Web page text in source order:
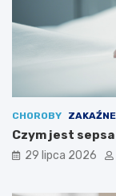
CHOROBY ZAKAŹNE
Czym jest
29 lipca 2026